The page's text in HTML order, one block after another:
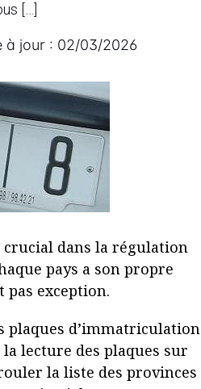
[…]
à jour : 02/03/2026
dans la régulation
pays a son propre
exception.
plaques d’immatriculation
lecture des plaques sur
la liste des provinces